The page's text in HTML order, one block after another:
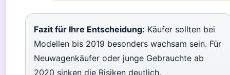
Fazit für Ihre Entscheidung: Käufer sollten bei
Modellen bis 2019 besonders wachsam sein. Für
Neuwagenkäufer oder junge Gebrauchte ab
2020 sinken die Risiken deutlich.